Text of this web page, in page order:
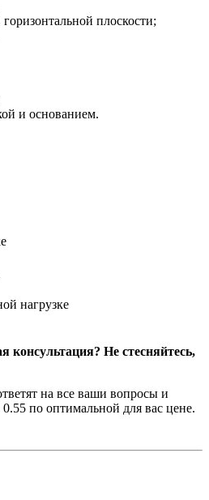
плоскости;
и основанием.
нагрузке
консультация? Не стесняйтесь,
на все ваши вопросы и
по оптимальной для вас цене.